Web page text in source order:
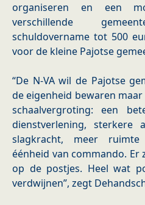
organiseren en een
verschillende
schuldovername tot 500
voor de kleine Pajotse
“De N-VA wil de Pajotse
de eigenheid bewaren
schaalvergroting: een
dienstverlening, sterkere
slagkracht, meer
éénheid van commando.
op de postjes. Heel wat
verdwijnen”, zegt